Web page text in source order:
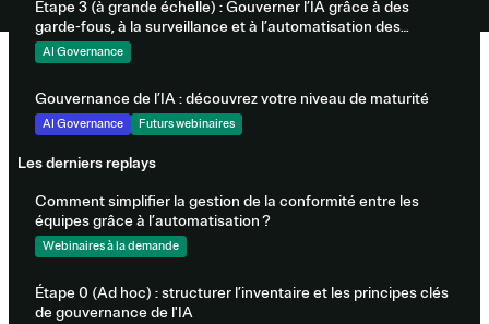
Étape 3 (à grande échelle) : Gouverner l’IA grâce à des
garde-fous, à la surveillance et à l’automatisation des
preuves
AI Governance
Gouvernance de l’IA : découvrez votre niveau de maturité
AI Governance Futurs webinaires
Les derniers replays
Comment simplifier la gestion de la conformité entre les
équipes grâce à l’automatisation ?
Webinaires à la demande
Étape 0 (Ad hoc) : structurer l’inventaire et les principes clés
de gouvernance de l'IA